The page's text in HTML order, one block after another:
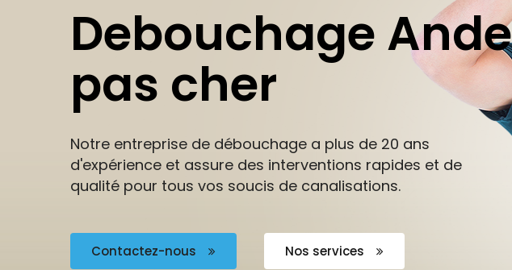
Debouchage
pas cher
Notre entreprise de débouchage a plus de 20 ans
d'expérience et assure des interventions rapides et de
qualité pour tous vos soucis de canalisations.
Contactez-nous Nos services